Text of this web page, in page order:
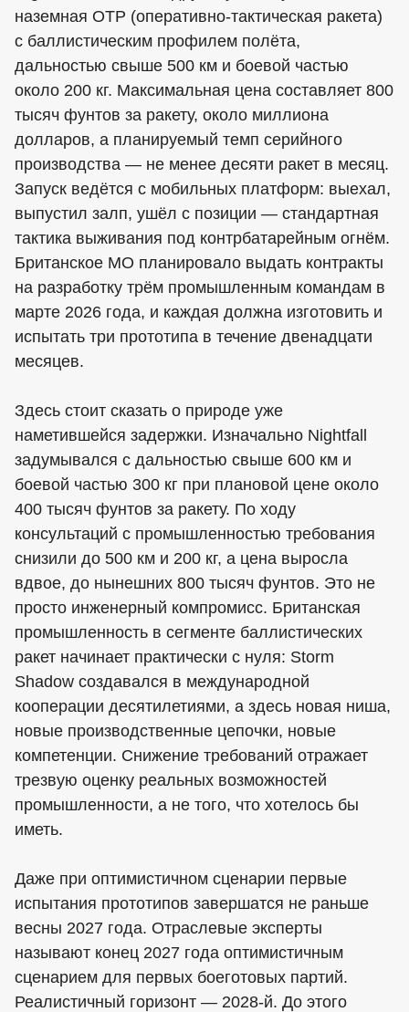
наземная ОТР (оперативно-тактическая ракета)
с баллистическим профилем полёта,
дальностью свыше 500 км и боевой частью
около 200 кг. Максимальная цена составляет 800
тысяч фунтов за ракету, около миллиона
долларов, а планируемый темп серийного
производства — не менее десяти ракет в месяц.
Запуск ведётся с мобильных платформ: выехал,
выпустил залп, ушёл с позиции — стандартная
тактика выживания под контрбатарейным огнём.
Британское МО планировало выдать контракты
на разработку трём промышленным командам в
марте 2026 года, и каждая должна изготовить и
испытать три прототипа в течение двенадцати
месяцев.
Здесь стоит сказать о природе уже
наметившейся задержки. Изначально Nightfall
задумывался с дальностью свыше 600 км и
боевой частью 300 кг при плановой цене около
400 тысяч фунтов за ракету. По ходу
консультаций с промышленностью требования
снизили до 500 км и 200 кг, а цена выросла
вдвое, до нынешних 800 тысяч фунтов. Это не
просто инженерный компромисс. Британская
промышленность в сегменте баллистических
ракет начинает практически с нуля: Storm
Shadow создавался в международной
кооперации десятилетиями, а здесь новая ниша,
новые производственные цепочки, новые
компетенции. Снижение требований отражает
трезвую оценку реальных возможностей
промышленности, а не того, что хотелось бы
иметь.
Даже при оптимистичном сценарии первые
испытания прототипов завершатся не раньше
весны 2027 года. Отраслевые эксперты
называют конец 2027 года оптимистичным
сценарием для первых боеготовых партий.
Реалистичный горизонт — 2028-й. До этого